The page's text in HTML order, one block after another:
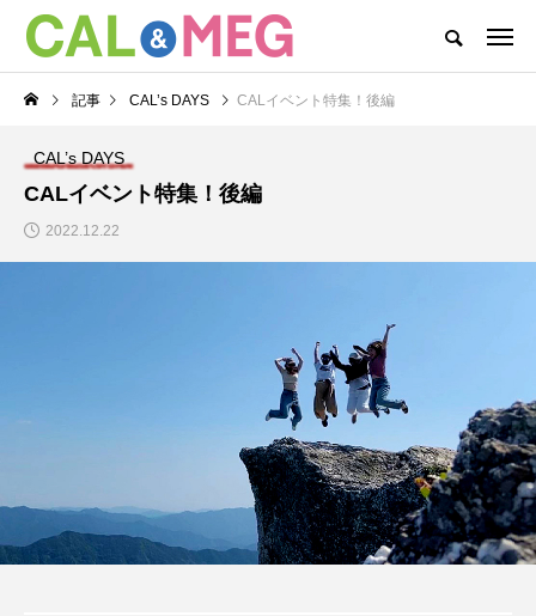
CAL&MEGがお届けするWEBマガジン
CAL&MEG INFO CAL’s DAYS MEG’s DAYS
カテゴリー新着記事
MEG’s DAYS
企業説明会開催！
CAL&ME
本社
2023.3.16 合同入社式
記事 CAL’s DAYS CALイベント特集！後編
CAL’s DAYS
CALイベント特集！後編
2022.12.22